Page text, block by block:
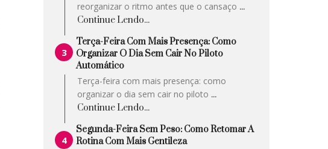
reorganizar o ritmo antes que o cansaço ...
Continue Lendo...
Terça-Feira Com Mais Presença: Como
Organizar O Dia Sem Cair No Piloto
Automático
Terça-feira com mais presença: como
organizar o dia sem cair no piloto ...
Continue Lendo...
Segunda-Feira Sem Peso: Como Retomar A
Rotina Com Mais Gentileza